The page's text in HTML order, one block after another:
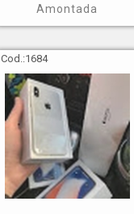
Amontada
Cod.:1684